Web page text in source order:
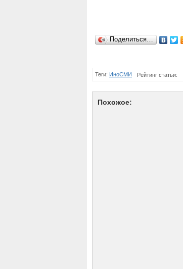
Поделиться…
Теги: ИноСМИ Рейтинг статьи:
Похожое: